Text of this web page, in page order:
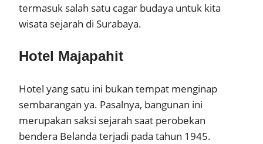
termasuk salah satu cagar budaya untuk kita
wisata sejarah di Surabaya.
Hotel Majapahit
Hotel yang satu ini bukan tempat menginap
sembarangan ya. Pasalnya, bangunan ini
merupakan saksi sejarah saat perobekan
bendera Belanda terjadi pada tahun 1945.